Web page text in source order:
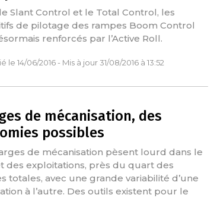
Slant Control et le Total Control, les
de pilotage des rampes Boom Control
renforcés par l’Active Roll.
le 14/06/2016 - Mis à jour 31/08/2016 à 13:52
de mécanisation, des
possibles
de mécanisation pèsent lourd dans le
des exploitations, près du quart des
totales, avec une grande variabilité d’une
à l’autre. Des outils existent pour le